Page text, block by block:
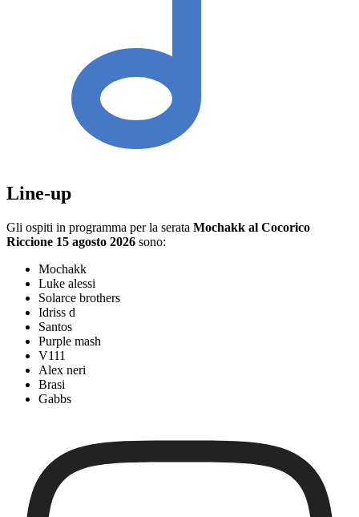
Line-up
Gli ospiti in programma per la serata Mochakk al Cocorico
Riccione 15 agosto 2026 sono:
Mochakk
Luke alessi
Solarce brothers
Idriss d
Santos
Purple mash
V111
Alex neri
Brasi
Gabbs